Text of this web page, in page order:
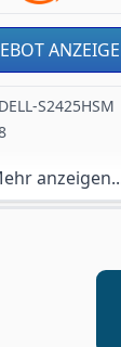
S2425HSM